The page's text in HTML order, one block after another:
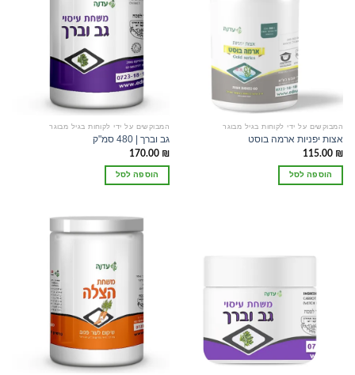
המבוקשים על ידי לקוחות בגיל מבוגר
אצות יפניות ארמה בוסט
115.00 ₪
הוספה לסל
המבוקשים על ידי לקוחות בגיל מבוגר
גב וברך | 480 סמ"ק
170.00 ₪
הוספה לסל